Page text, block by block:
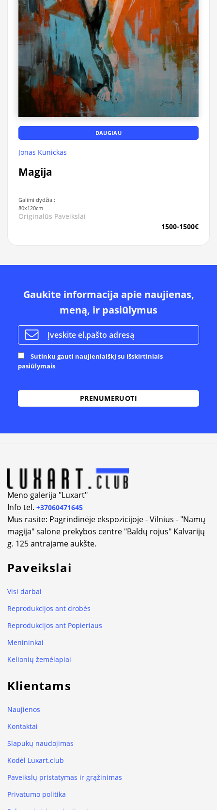
DAUGIAU
Jonas Kunickas
Magija
Galimi dydžiai:
80x120cm
Originalūs Paveikslai
1500-1500€
Gaukite informacija apie naujienas,
meną, ir pasiūlymus
Sutinku gauti naujienlaiškį su išskirtiniais
pasiūlymais
Meno galerija "Luxart"
Info tel. +37060471645
Mus rasite: Pagrindinėje ekspozicijoje - Vilnius - "Namų
magija" salone prekybos centre "Baldų rojus" Kalvarijų
g. 125 antrajame aukšte.
Paveikslai
Visi darbai
Reprodukcijos ant drobės
Reprodukcijos ant Popieriaus
Menininkai
Kelionių žemėlapiai
Klientams
Naujienos
Kontaktai
Slapukų naudojimas
Kodėl Luxart.club
Paveikslų pristatymas ir grąžinimas
Privatumo politika